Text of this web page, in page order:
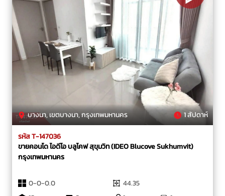
บางนา, เขตบางนา, กรุงเทพมหานคร 1 สัปดาห์
รหัส T-147036
ขายคอนโด ไอดีโอ บลูโคฟ สุขุมวิท (IDEO Blucove Sukhumvit)
กรุงเทพมหานคร
0-0-0.0
44.35